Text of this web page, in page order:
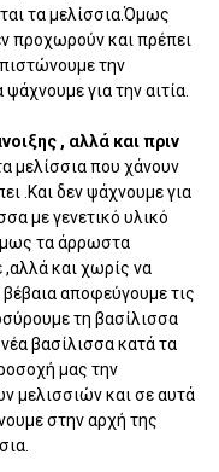
τα μελίσσια.Όμως
προχωρούν και πρέπει
την
για την αιτία.
, αλλά και πριν
μελίσσια που χάνουν
.Και δεν ψάχνουμε για
με γενετικό υλικό
τα άρρωστα
και χωρίς να
αποφεύγουμε τις
τη βασίλισσα
βασίλισσα κατά τα
μας την
μελισσιών και σε αυτά
στην αρχή της